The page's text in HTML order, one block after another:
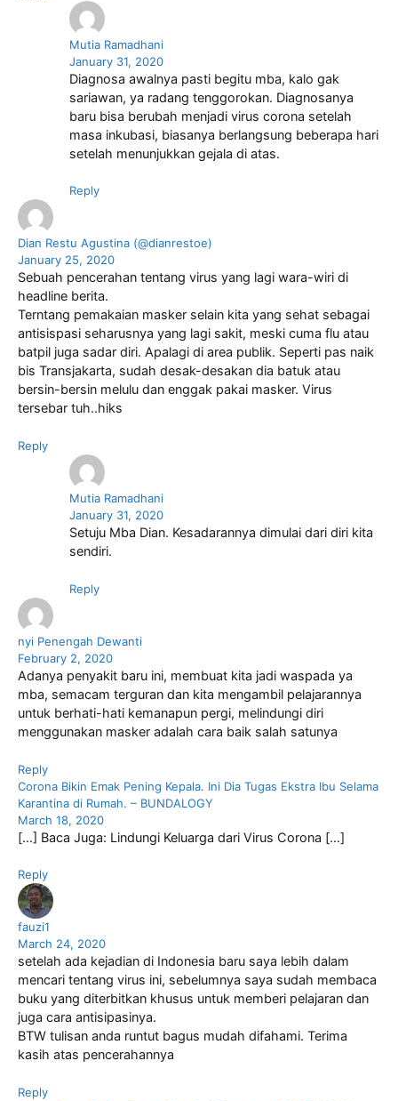
Mutia Ramadhani
January 31, 2020
Diagnosa awalnya pasti begitu mba, kalo gak
sariawan, ya radang tenggorokan. Diagnosanya
baru bisa berubah menjadi virus corona setelah
masa inkubasi, biasanya berlangsung beberapa hari
setelah menunjukkan gejala di atas.
Reply
Dian Restu Agustina (@dianrestoe)
January 25, 2020
Sebuah pencerahan tentang virus yang lagi wara-wiri di
headline berita.
Terntang pemakaian masker selain kita yang sehat sebagai
antisispasi seharusnya yang lagi sakit, meski cuma flu atau
batpil juga sadar diri. Apalagi di area publik. Seperti pas naik
bis Transjakarta, sudah desak-desakan dia batuk atau
bersin-bersin melulu dan enggak pakai masker. Virus
tersebar tuh..hiks
Reply
Mutia Ramadhani
January 31, 2020
Setuju Mba Dian. Kesadarannya dimulai dari diri kita
sendiri.
Reply
nyi Penengah Dewanti
February 2, 2020
Adanya penyakit baru ini, membuat kita jadi waspada ya
mba, semacam terguran dan kita mengambil pelajarannya
untuk berhati-hati kemanapun pergi, melindungi diri
menggunakan masker adalah cara baik salah satunya
Reply
Corona Bikin Emak Pening Kepala. Ini Dia Tugas Ekstra Ibu Selama
Karantina di Rumah. – BUNDALOGY
March 18, 2020
[…] Baca Juga: Lindungi Keluarga dari Virus Corona […]
Reply
fauzi1
March 24, 2020
setelah ada kejadian di Indonesia baru saya lebih dalam
mencari tentang virus ini, sebelumnya saya sudah membaca
buku yang diterbitkan khusus untuk memberi pelajaran dan
juga cara antisipasinya.
BTW tulisan anda runtut bagus mudah difahami. Terima
kasih atas pencerahannya
Reply